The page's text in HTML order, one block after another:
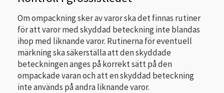
Om ompackning sker av varor ska det finnas rutiner
för att varor med skyddad beteckning inte blandas
ihop med liknande varor. Rutinerna för eventuell
märkning ska säkerställa att den skyddade
beteckningen anges på korrekt sätt på den
ompackade varan och att en skyddad beteckning
inte används på andra liknande varor.